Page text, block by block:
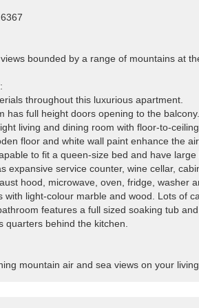
bounded by a range of mountains at
throughout this luxurious apartment.
has full height doors opening to the balcony.
living and dining room with floor-to-
floor and white wall paint enhance the
to fit a queen-size bed and have large
expansive service counter, wine cellar,
hood, microwave, oven, fridge, washer
with light-colour marble and wood. Lots of
features a full sized soaking tub
quarters behind the kitchen.
mountain air and sea views on your